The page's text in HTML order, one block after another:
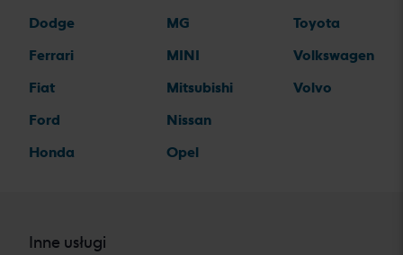
Dodge
Ferrari
Fiat
Ford
Honda
MG
MINI
Mitsubishi
Nissan
Opel
Toyota
Volkswagen
Volvo
Inne usługi